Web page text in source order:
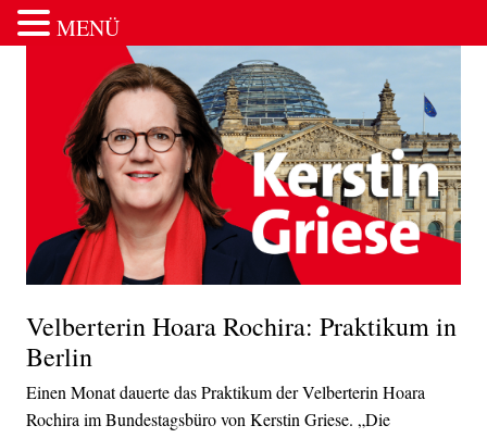
Zum Inhalt springen
Velberterin Hoara Rochira: Praktikum in
Berlin
Einen Monat dauerte das Praktikum der Velberterin Hoara
Rochira im Bundestagsbüro von Kerstin Griese. „Die
MENÜ